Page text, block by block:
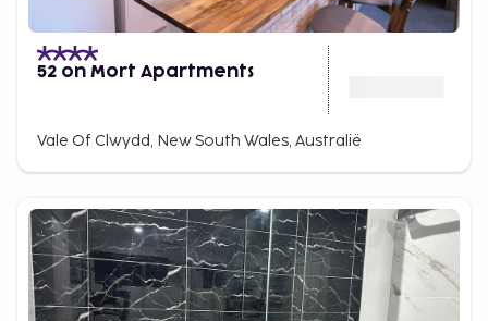
52 on Mort Apartments
Vale Of Clwydd, New South Wales, Australië